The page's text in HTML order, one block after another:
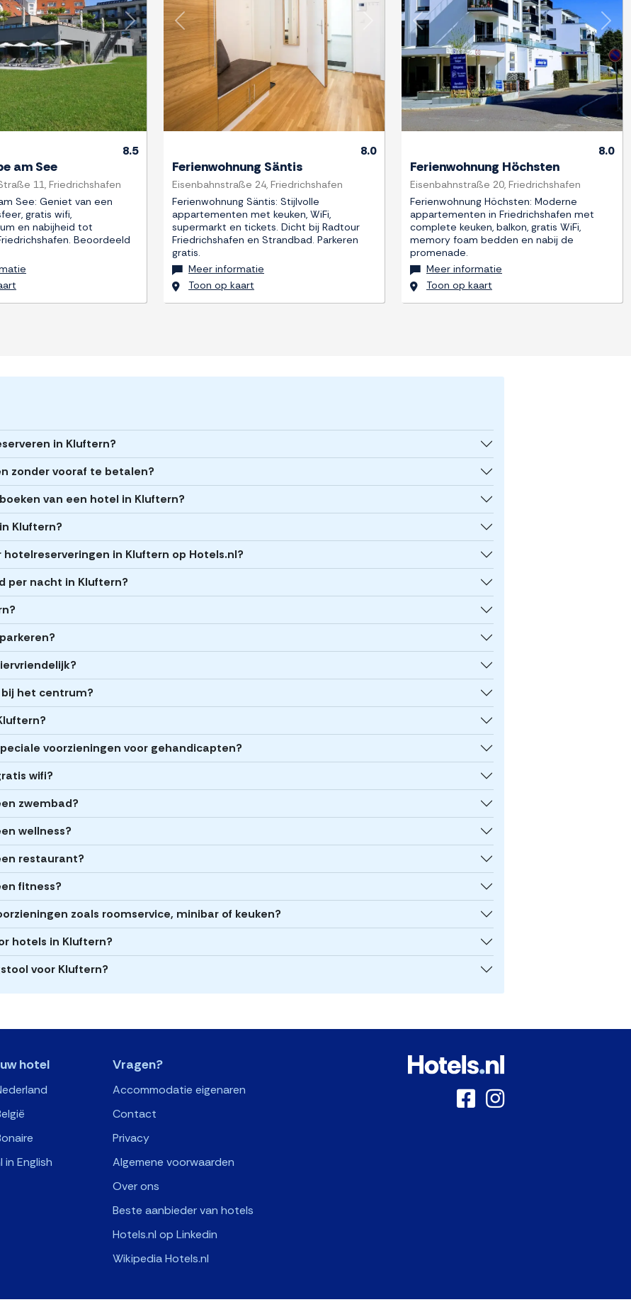
Next
8.5
am See
11, Friedrichshafen
See: Geniet van een
gratis wifi,
en nabijheid tot
Beoordeeld
Previous
8.0
Ferienwohnung Säntis
Eisenbahnstraße 24, Friedrichshafen
Ferienwohnung Säntis: Stijlvolle
appartementen met keuken, WiFi,
supermarkt en tickets. Dicht bij Radtour
Friedrichshafen en Strandbad. Parkeren
gratis.
Meer informatie
Toon op kaart
Previous Next
8.0
Ferienwohnung Höchsten
Eisenbahnstraße 20, Friedrichshafen
Ferienwohnung Höchsten: Moderne
appartementen in Friedrichshafen met
complete keuken, balkon, gratis WiFi,
memory foam bedden en nabij de
promenade.
Meer informatie
Toon op kaart
in Kluftern?
zonder vooraf te betalen?
van een hotel in Kluftern?
Kluftern?
in Kluftern op Hotels.nl?
per nacht in Kluftern?
het centrum?
voorzieningen voor gehandicapten?
wifi?
zwembad?
wellness?
restaurant?
fitness?
zoals roomservice, minibar of keuken?
hotels in Kluftern?
voor Kluftern?
hotel
in English
Vragen?
Accommodatie eigenaren
Contact
Privacy
Algemene voorwaarden
Over ons
Beste aanbieder van hotels
Hotels.nl op Linkedin
Wikipedia Hotels.nl